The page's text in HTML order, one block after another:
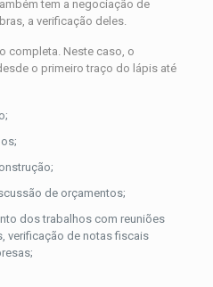
tem a negociação de
a verificação deles.
completa. Neste caso, o
o primeiro traço do lápis até
de orçamentos;
dos trabalhos com reuniões
verificação de notas fiscais